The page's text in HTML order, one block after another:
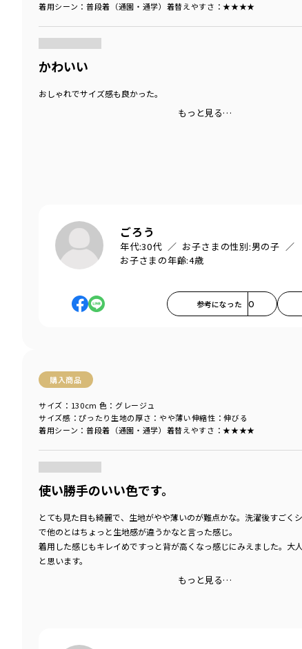
着用シーン ：普段着（通園・通学） 着替えやすさ ：★★★★
かわいい
おしゃれでサイズ感も良かった。
もっと見る…
ごろう
年代:30代 お子さまの性別:男の子
お子さまの年齢:4歳
参考になった 0
購入商品
サイズ感 ：ぴったり 生地の厚さ ：やや薄い伸縮性 ：伸びる
着用シーン ：普段着（通園・通学） 着替えやすさ ：★★★★
サイズ：130cm 色：グレージュ
使い勝手のいい色です。
とても見た目も綺麗で、生地がやや薄いのが難点かな。洗濯後すごく
で他のとはちょっと生地感が違うかなと言った感じ。
着用した感じもキレイめですっと背が高くなっ感じにみえました。大
と思います。
もっと見る…